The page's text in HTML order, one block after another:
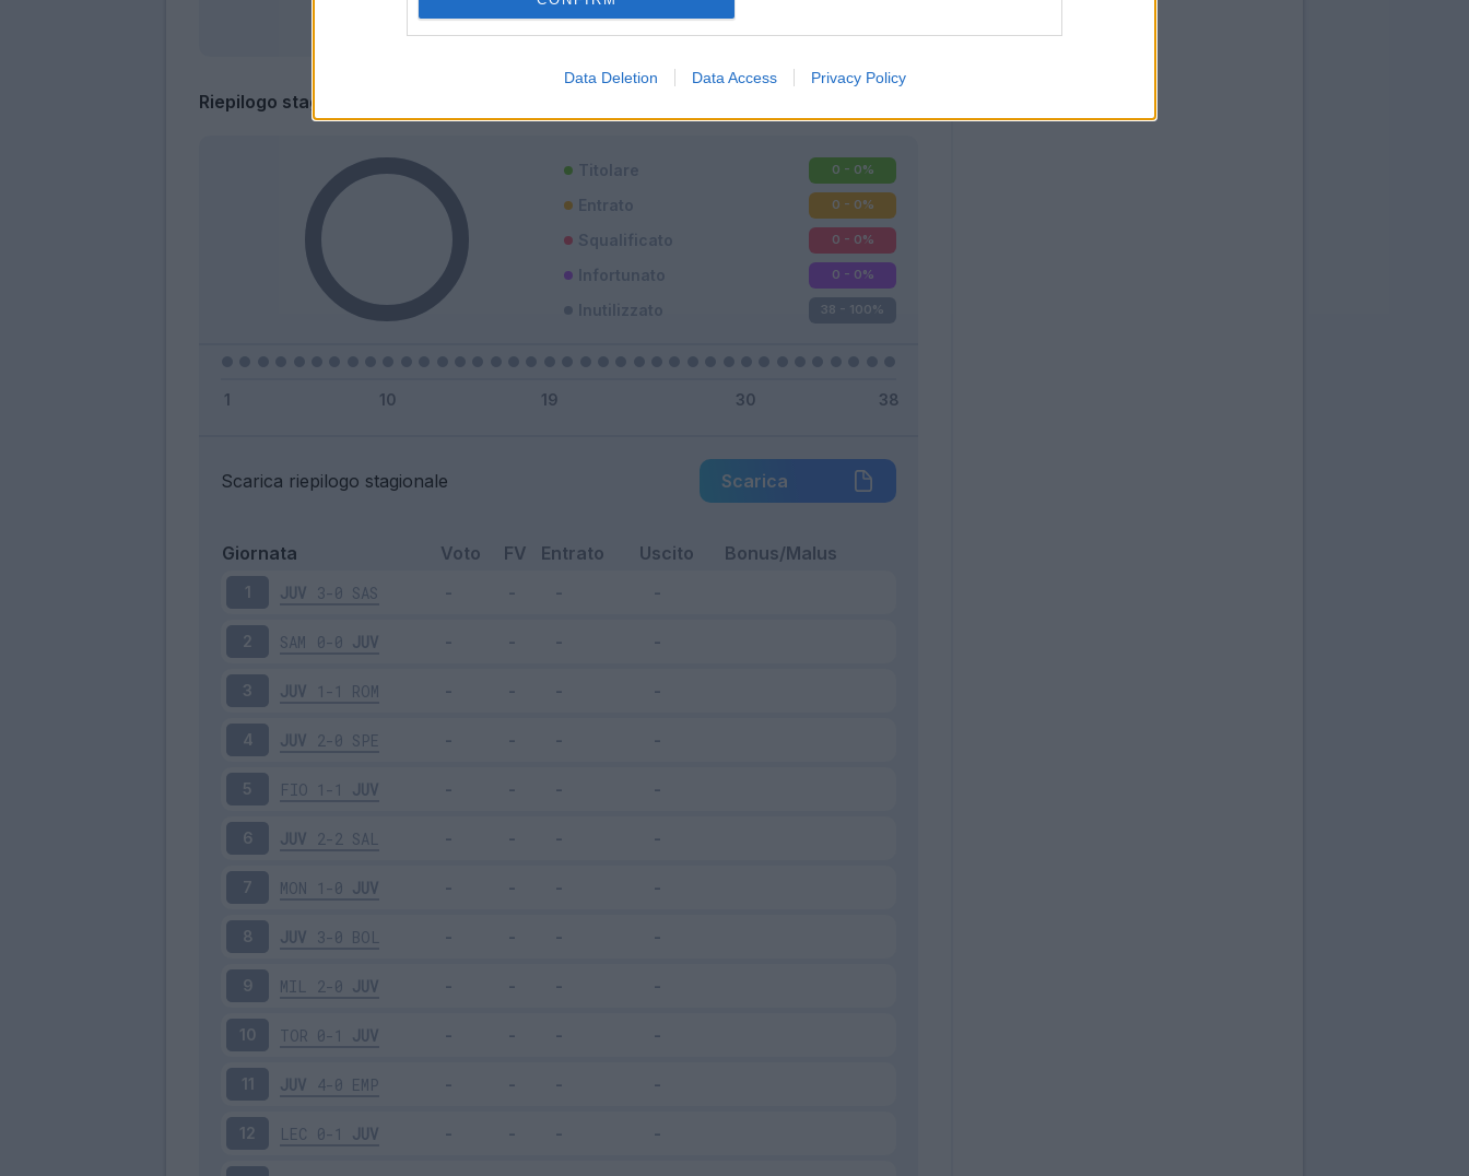
Data Deletion Data Access Privacy Policy
Classic Mantra
Riepilogo stagione
Titolare 0 - 0%
Entrato 0 - 0%
Squalificato 0 - 0%
Infortunato 0 - 0%
Inutilizzato 38 - 100%
Scarica riepilogo stagionale Scarica
Giornata Voto FV Entrato Uscito Bonus/Malus
1 JUV 3-0 SAS
2 SAM 0-0 JUV
3 JUV 1-1 ROM
4 JUV 2-0 SPE
5 FIO 1-1 JUV
6 JUV 2-2 SAL
7 MON 1-0 JUV
8 JUV 3-0 BOL
9 MIL 2-0 JUV
10 TOR 0-1 JUV
11 JUV 4-0 EMP
12 LEC 0-1 JUV